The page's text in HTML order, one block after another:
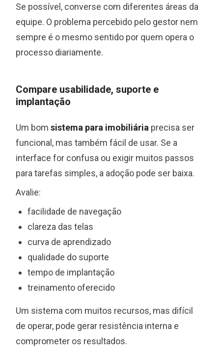
Se possível, converse com diferentes áreas da
equipe. O problema percebido pelo gestor nem
sempre é o mesmo sentido por quem opera o
processo diariamente.
Compare usabilidade, suporte e
implantação
Um bom sistema para imobiliária precisa ser
funcional, mas também fácil de usar. Se a
interface for confusa ou exigir muitos passos
para tarefas simples, a adoção pode ser baixa.
Avalie:
facilidade de navegação
clareza das telas
curva de aprendizado
qualidade do suporte
tempo de implantação
treinamento oferecido
Um sistema com muitos recursos, mas difícil
de operar, pode gerar resistência interna e
comprometer os resultados.